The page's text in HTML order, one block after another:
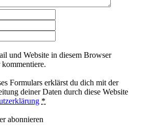
und Website in diesem Browser
Formulars erklärst du dich mit der
deiner Daten durch diese Website
*
abonnieren